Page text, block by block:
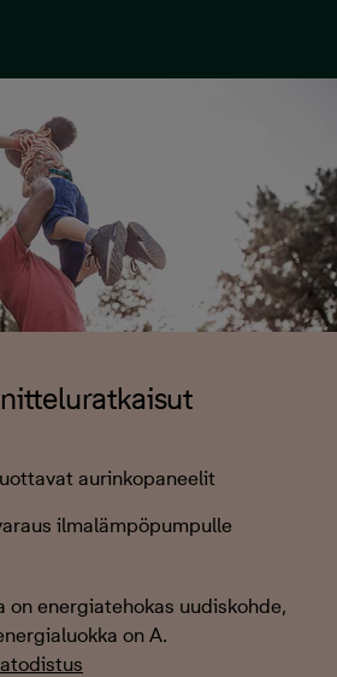
aurinkopaneelit
ilmalämpöpumpulle
on energiatehokas uudiskohde,
on A.